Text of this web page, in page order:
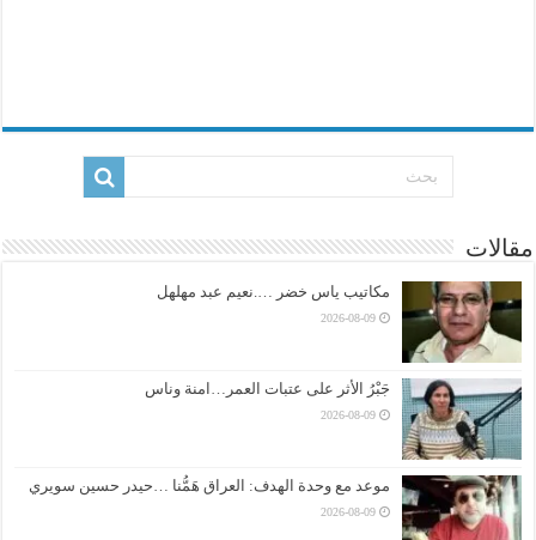
مقالات
مكاتيب ياس خضر ….نعيم عبد مهلهل
2026-08-09
جَبْرُ الأثر على عتبات العمر…امنة وناس
2026-08-09
موعد مع وحدة الهدف: العراق هَمُّنا …حيدر حسين سويري
2026-08-09